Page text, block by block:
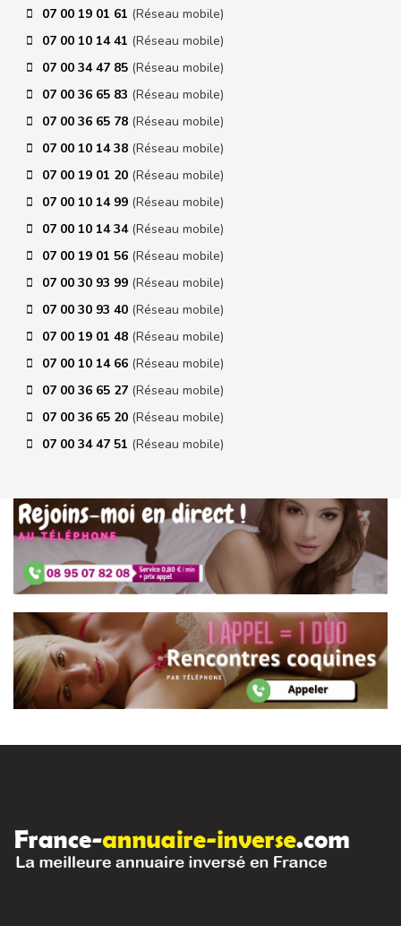
07 00 19 01 61 (Réseau mobile)
07 00 10 14 41 (Réseau mobile)
07 00 34 47 85 (Réseau mobile)
07 00 36 65 83 (Réseau mobile)
07 00 36 65 78 (Réseau mobile)
07 00 10 14 38 (Réseau mobile)
07 00 19 01 20 (Réseau mobile)
07 00 10 14 99 (Réseau mobile)
07 00 10 14 34 (Réseau mobile)
07 00 19 01 56 (Réseau mobile)
07 00 30 93 99 (Réseau mobile)
07 00 30 93 40 (Réseau mobile)
07 00 19 01 48 (Réseau mobile)
07 00 10 14 66 (Réseau mobile)
07 00 36 65 27 (Réseau mobile)
07 00 36 65 20 (Réseau mobile)
07 00 34 47 51 (Réseau mobile)